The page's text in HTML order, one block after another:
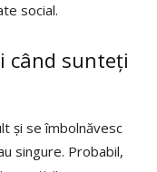
social.
când sunteți
și se îmbolnăvesc
singure. Probabil,